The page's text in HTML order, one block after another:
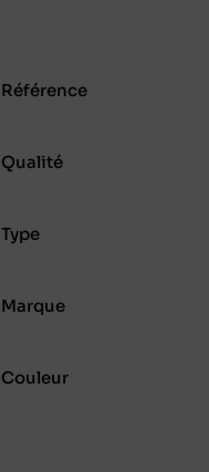
Référence
Qualité
Type
Marque
Couleur